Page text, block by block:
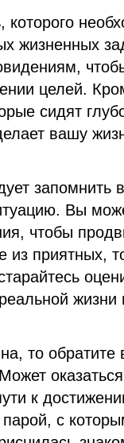
жизненных
целей.
сидят
вашу
запомнить
Вы
чтобы
приятных,
жизни
то обратите
оказаться
к
парой, с